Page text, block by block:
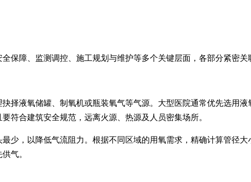
保障、监测调控、施工规划与维护等多个关键层面，各部分紧密关
择液氧储罐、制氧机或瓶装氧气等气源。大型医院通常优先选用
符合建筑安全规范，远离火源、热源及人员密集场所。
少，以降低气流阻力。根据不同区域的用氧需求，精确计算管径
气。